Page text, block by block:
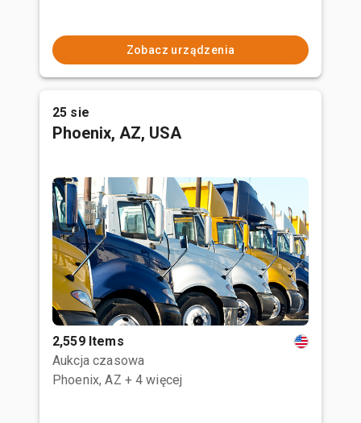
Zobacz urządzenia
25 sie
Phoenix, AZ, USA
2,559 Items
Aukcja czasowa
Phoenix, AZ + 4 więcej